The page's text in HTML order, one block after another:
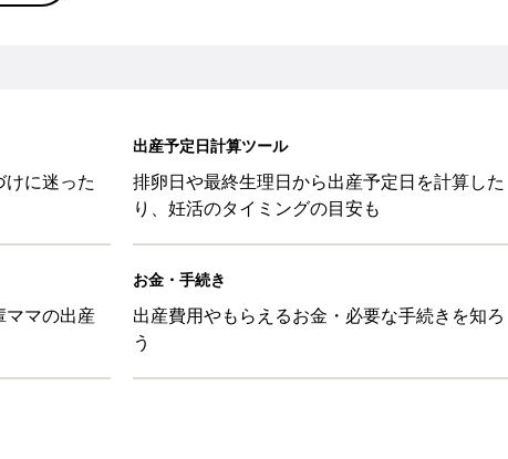
に迷った
出産予定日計算ツール
排卵日や最終生理日から出産予定日を計算した
り、妊活のタイミングの目安も
ママの出産
お金・手続き
出産費用やもらえるお金・必要な手続きを知ろ
う